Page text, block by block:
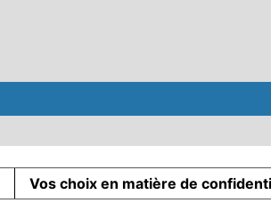
Vos choix en matière de